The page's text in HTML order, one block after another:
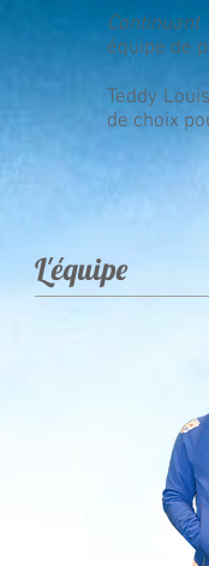
équipe de
Teddy
de choix
L'équipe